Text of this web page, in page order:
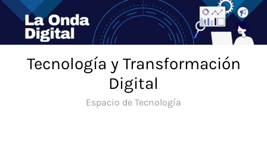
Saltar
contenido
Tecnología y Transformación
Digital
Espacio de Tecnología